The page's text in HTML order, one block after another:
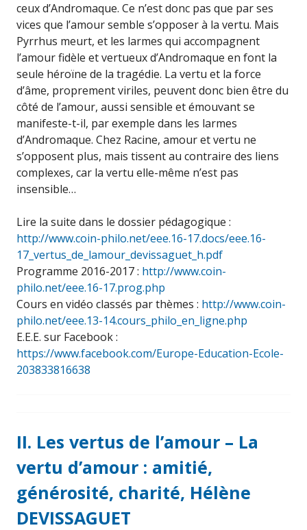
ceux d’Andromaque. Ce n’est donc pas que par ses
vices que l’amour semble s’opposer à la vertu. Mais
Pyrrhus meurt, et les larmes qui accompagnent
l’amour fidèle et vertueux d’Andromaque en font la
seule héroïne de la tragédie. La vertu et la force
d’âme, proprement viriles, peuvent donc bien être du
côté de l’amour, aussi sensible et émouvant se
manifeste-t-il, par exemple dans les larmes
d’Andromaque. Chez Racine, amour et vertu ne
s’opposent plus, mais tissent au contraire des liens
complexes, car la vertu elle-même n’est pas
insensible…
Lire la suite dans le dossier pédagogique :
http://www.coin-philo.net/eee.16-17.docs/eee.16-
17_vertus_de_lamour_devissaguet_h.pdf
Programme 2016-2017 : http://www.coin-
philo.net/eee.16-17.prog.php
Cours en vidéo classés par thèmes : http://www.coin-
philo.net/eee.13-14.cours_philo_en_ligne.php
E.E.E. sur Facebook :
https://www.facebook.com/Europe-Education-Ecole-
203833816638
II. Les vertus de l’amour – La
vertu d’amour : amitié,
générosité, charité, Hélène
DEVISSAGUET